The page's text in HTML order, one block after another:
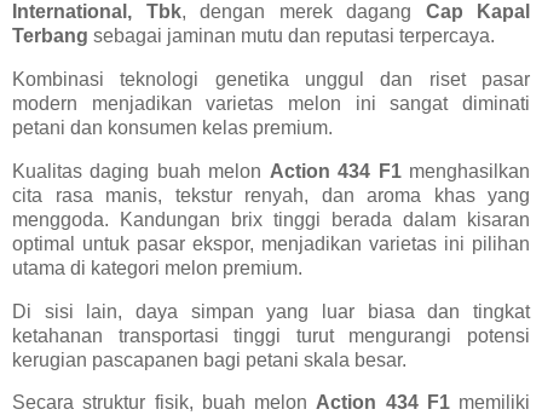
International, Tbk, dengan merek dagang Cap Kapal
Terbang sebagai jaminan mutu dan reputasi terpercaya.
Kombinasi teknologi genetika unggul dan riset pasar
modern menjadikan varietas melon ini sangat diminati
petani dan konsumen kelas premium.
Kualitas daging buah melon Action 434 F1menghasilkan
cita rasa manis, tekstur renyah, dan aroma khas yang
menggoda. Kandungan brix tinggi berada dalam kisaran
optimal untuk pasar ekspor, menjadikan varietas ini pilihan
utama di kategori melon premium.
Di sisi lain, daya simpan yang luar biasa dan tingkat
ketahanan transportasi tinggi turut mengurangi potensi
kerugian pascapanen bagi petani skala besar.
Secara struktur fisik, buah melon Action 434 F1memiliki